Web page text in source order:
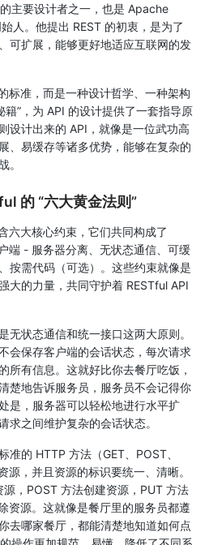
主要设计者之一，也是 Apache
人。他提出 REST 的初衷，是为了
可扩展，能够更好地适应互联网的发
标准，而是一种设计哲学、一种架构
籍”，为 API 的设计提供了一套指导原
设计出来的 API，就像是一位武功高
、易缓存等诸多优势，能够在复杂的
。
的 “六大黄金法则”
六大核心约束，它们共同构成了
端 - 服务器分离、无状态通信、可缓
按需代码（可选）。这些约束就像是
大的力量，共同守护着 RESTful API
无状态通信和统一接口这两大原则。
会保存客户端的会话状态，每次请求
所有信息。这就好比你去餐厅吃饭，
楚地告诉服务员，服务员不会记得你
是，服务器可以轻松地进行水平扩
求之间维护复杂的会话状态。
准的 HTTP 方法（GET、POST、
源，并且资源的标识要统一、清晰。
，POST 方法创建资源，PUT 方法
资源。这就像是餐厅里的服务员都遵
去哪家餐厅，都能清楚地知道如何点